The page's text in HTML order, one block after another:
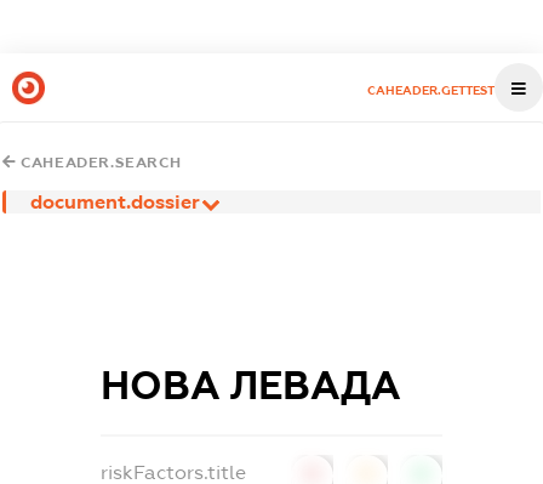
CAHEADER.GETTEST
CAHEADER.SEARCH
document.dossier
НОВА ЛЕВАДА
riskFactors.title